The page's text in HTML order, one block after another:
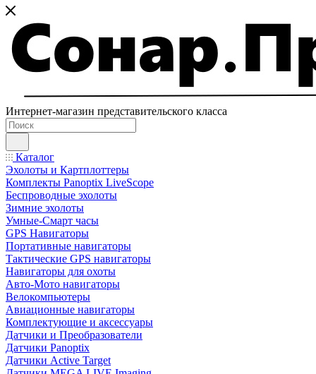
Интернет-магазин представительского класса
Каталог
Эхолоты и Картплоттеры
Комплекты Panoptix LiveScope
Беспроводные эхолоты
Зимние эхолоты
Умные-Смарт часы
GPS Навигаторы
Портативные навигаторы
Тактические GPS навигаторы
Навигаторы для охоты
Авто-Мото навигаторы
Велокомпьютеры
Авиационные навигаторы
Комплектующие и аксессуары
Датчики и Преобразователи
Датчики Panoptix
Датчики Active Target